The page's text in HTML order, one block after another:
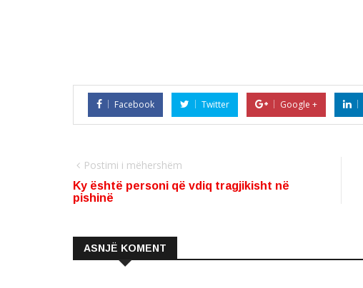
Facebook Twitter Google +
Postimi i mëhershëm
Ky është personi që vdiq tragjikisht në
pishinë
ASNJË KOMENT